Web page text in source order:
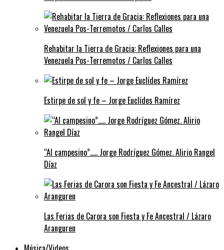
Rehabitar la Tierra de Gracia: Reflexiones para una
Venezuela Pos-Terremotos / Carlos Calles
Estirpe de sol y fe – Jorge Euclídes Ramírez
“Al campesino”….. Jorge Rodríguez Gómez. Alirio Rangel
Díaz
Las Ferias de Carora son Fiesta y Fe Ancestral / Lázaro
Aranguren